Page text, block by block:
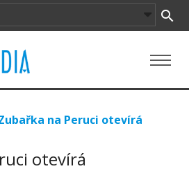
na Peruci otevírá
otevírá